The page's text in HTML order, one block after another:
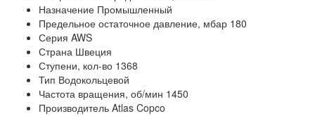
Назначение Промышленный
Предельное остаточное давление, мбар 180
Серия AWS
Страна Швеция
Ступени, кол-во 1368
Тип Водокольцевой
Частота вращения, об/мин 1450
Производитель Atlas Copco